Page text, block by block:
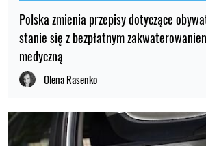
Polska zmienia przepisy dotyczące
stanie się z bezpłatnym
medyczną
Olena Rasenko